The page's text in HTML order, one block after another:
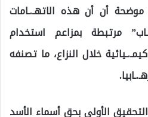
موضحة أن أن هذه الاتهـ.ـامات
مرتبطة بمزاعم استخدام
خلال النزاع، ما تصنفه
الأولي بحق أسماء الأسد